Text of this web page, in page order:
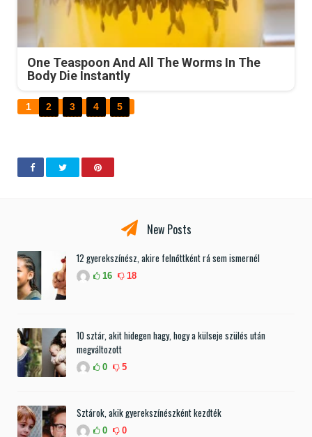
One Teaspoon And All The Worms In The
Body Die Instantly
1 2 3 4 5
New Posts
12 gyerekszínész, akire felnőttként rá sem ismernél
16 18
10 sztár, akit hidegen hagy, hogy a külseje szülés után
megváltozott
0 5
Sztárok, akik gyerekszínészként kezdték
0 0